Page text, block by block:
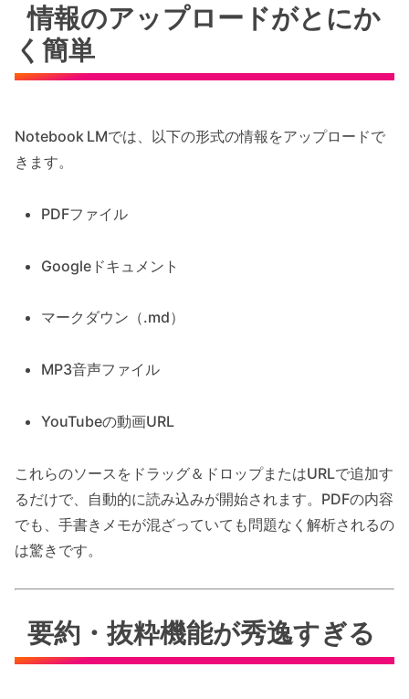
情報のアップロードがとにか
く簡単
Notebook LMでは、以下の形式の情報をアップロードで
きます。
PDFファイル
Googleドキュメント
マークダウン（.md）
MP3音声ファイル
YouTubeの動画URL
これらのソースをドラッグ＆ドロップまたはURLで追加す
るだけで、自動的に読み込みが開始されます。PDFの内容
でも、手書きメモが混ざっていても問題なく解析されるの
は驚きです。
要約・抜粋機能が秀逸すぎる